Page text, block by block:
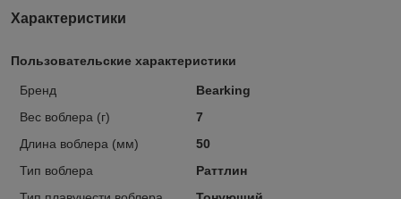
Характеристики
Пользовательские характеристики
Бренд
Bearking
Вес воблера (г)
7
Длина воблера (мм)
50
Тип воблера
Раттлин